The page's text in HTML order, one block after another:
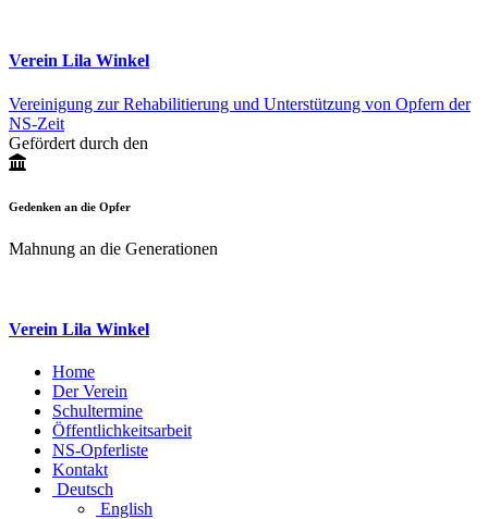
Verein Lila Winkel
Vereinigung zur Rehabilitierung und Unterstützung von Opfern der
NS-Zeit
Gefördert durch den
Gedenken an die Opfer
Mahnung an die Generationen
Verein Lila Winkel
Home
Der Verein
Schultermine
Öffentlichkeitsarbeit
NS-Opferliste
Kontakt
Deutsch
English